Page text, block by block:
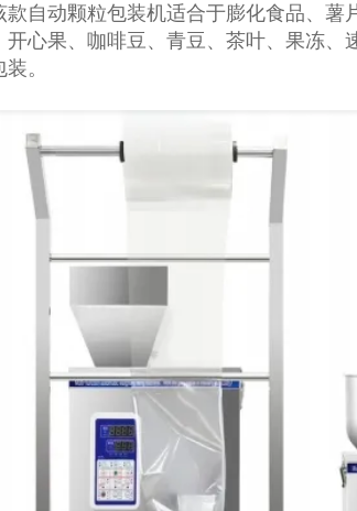
自动颗粒包装机适合于膨化食品、薯
开心果、咖啡豆、青豆、茶叶、果冻
。